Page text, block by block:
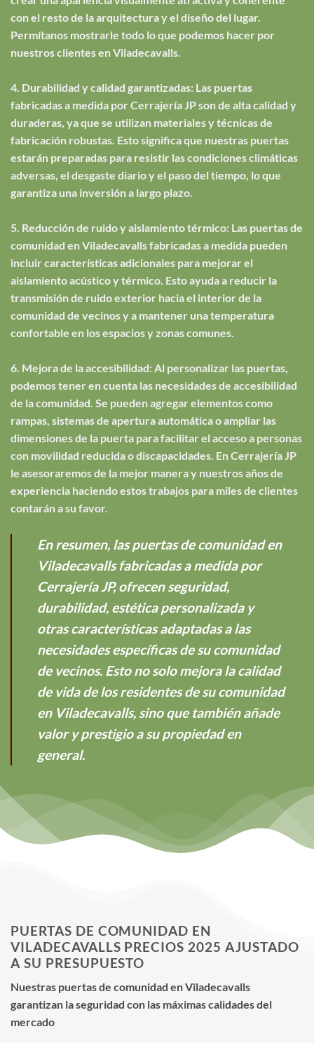
con el resto de la arquitectura y el diseño del lugar.
Permítanos mostrarle todo lo que podemos hacer por
nuestros clientes en Viladecavalls.
4. Durabilidad y calidad garantizadas: Las puertas
fabricadas a medida por Cerrajería JP son de alta calidad y
duraderas, ya que se utilizan materiales y técnicas de
fabricación robustas. Esto significa que nuestras puertas
estarán preparadas para resistir las condiciones climáticas
adversas, el desgaste diario y el paso del tiempo, lo que
garantiza una inversión a largo plazo.
5. Reducción de ruido y aislamiento térmico: Las puertas de
comunidad en Viladecavalls fabricadas a medida pueden
incluir características adicionales para mejorar el
aislamiento acústico y térmico. Esto ayuda a reducir la
transmisión de ruido exterior hacia el interior de la
comunidad de vecinos y a mantener una temperatura
confortable en los espacios y zonas comunes.
6. Mejora de la accesibilidad: Al personalizar las puertas,
podemos tener en cuenta las necesidades de accesibilidad
de la comunidad. Se pueden agregar elementos como
rampas, sistemas de apertura automática o ampliar las
dimensiones de la puerta para facilitar el acceso a personas
con movilidad reducida o discapacidades. En Cerrajería JP
le asesoraremos de la mejor manera y nuestros años de
experiencia haciendo estos trabajos para miles de clientes
contarán a su favor.
En resumen, las puertas de comunidad en
Viladecavalls fabricadas a medida por
Cerrajería JP, ofrecen seguridad,
durabilidad, estética personalizada y
otras características adaptadas a las
necesidades específicas de su comunidad
de vecinos. Esto no solo mejora la calidad
de vida de los residentes de su comunidad
en Viladecavalls, sino que también añade
valor y prestigio a su propiedad en
general.
PUERTAS DE COMUNIDAD EN
VILADECAVALLS PRECIOS 2025 AJUSTADO
A SU PRESUPUESTO
Nuestras puertas de comunidad en Viladecavalls
garantizan la seguridad con las máximas calidades del
mercado